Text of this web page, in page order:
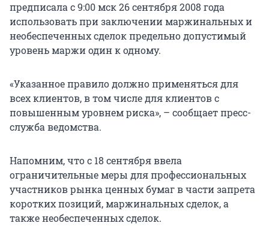
предписала с 9:00 мск 26 сентября 2008 года
использовать при заключении маржинальных и
необеспеченных сделок предельно допустимый
уровень маржи один к одному.
«Указанное правило должно применяться для
всех клиентов, в том числе для клиентов с
повышенным уровнем риска», – сообщает пресс-
служба ведомства.
Напомним, что с 18 сентября ввела
ограничительные меры для профессиональных
участников рынка ценных бумаг в части запрета
коротких позиций, маржинальных сделок, а
также необеспеченных сделок.